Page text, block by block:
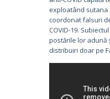
exploatând
coordonat falsuri
COVID-19.
postările lor adună
distribuiri doar pe